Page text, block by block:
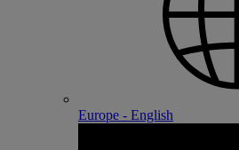
Europe - English